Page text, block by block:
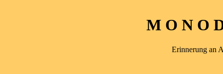
M O N O
Erinnerung an